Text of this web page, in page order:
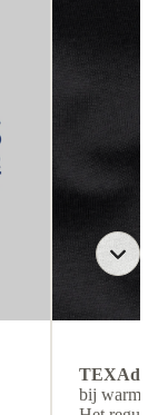
TEXAdri
bij warmer